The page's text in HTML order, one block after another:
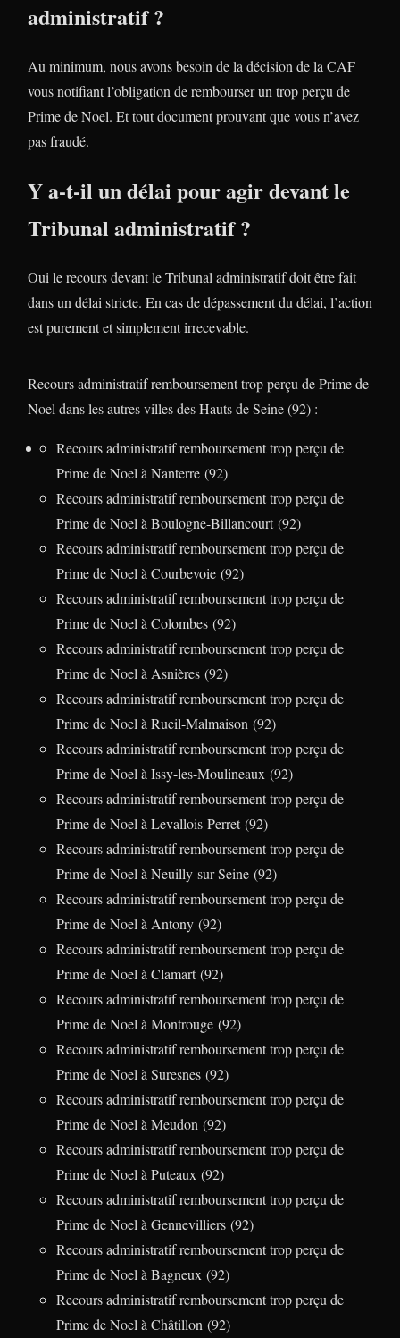
administratif ?
Au minimum, nous avons besoin de la décision de la CAF
vous notifiant l’obligation de rembourser un trop perçu de
Prime de Noel. Et tout document prouvant que vous n’avez
pas fraudé.
Y a-t-il un délai pour agir devant le
Tribunal administratif ?
Oui le recours devant le Tribunal administratif doit être fait
dans un délai stricte. En cas de dépassement du délai, l’action
est purement et simplement irrecevable.
Recours administratif remboursement trop perçu de Prime de
Noel dans les autres villes des Hauts de Seine (92) :
Recours administratif remboursement trop perçu de
Prime de Noel à Nanterre (92)
Recours administratif remboursement trop perçu de
Prime de Noel à Boulogne-Billancourt (92)
Recours administratif remboursement trop perçu de
Prime de Noel à Courbevoie (92)
Recours administratif remboursement trop perçu de
Prime de Noel à Colombes (92)
Recours administratif remboursement trop perçu de
Prime de Noel à Asnières (92)
Recours administratif remboursement trop perçu de
Prime de Noel à Rueil-Malmaison (92)
Recours administratif remboursement trop perçu de
Prime de Noel à Issy-les-Moulineaux (92)
Recours administratif remboursement trop perçu de
Prime de Noel à Levallois-Perret (92)
Recours administratif remboursement trop perçu de
Prime de Noel à Neuilly-sur-Seine (92)
Recours administratif remboursement trop perçu de
Prime de Noel à Antony (92)
Recours administratif remboursement trop perçu de
Prime de Noel à Clamart (92)
Recours administratif remboursement trop perçu de
Prime de Noel à Montrouge (92)
Recours administratif remboursement trop perçu de
Prime de Noel à Suresnes (92)
Recours administratif remboursement trop perçu de
Prime de Noel à Meudon (92)
Recours administratif remboursement trop perçu de
Prime de Noel à Puteaux (92)
Recours administratif remboursement trop perçu de
Prime de Noel à Gennevilliers (92)
Recours administratif remboursement trop perçu de
Prime de Noel à Bagneux (92)
Recours administratif remboursement trop perçu de
Prime de Noel à Châtillon (92)